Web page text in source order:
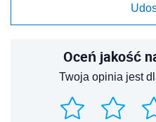
Oceń jakość
Twoja opinia jest